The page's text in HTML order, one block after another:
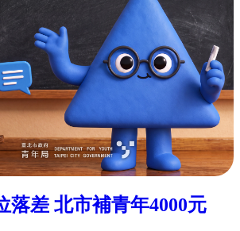
落差 北市補青年4000元